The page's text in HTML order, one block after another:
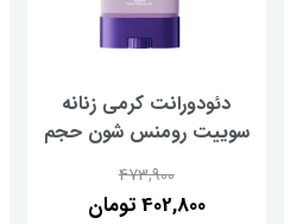
دئودورانت کرمی زنانه
سوییت رومنس شون حجم
473,900
402,800 تومان